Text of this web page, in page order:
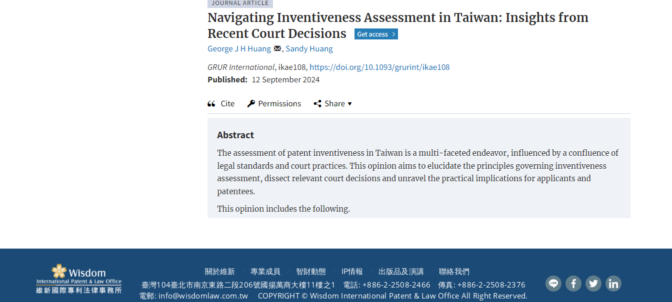
關於維新 專業成員 智財動態 IP情報 出版品及演講
聯絡我們
臺灣104臺北市南京東路二段206號國揚萬商大樓11樓之1
電話: +886-2-2508-2466
傳真: +886-2-2508-2376
電郵: info@wisdomlaw.com.tw
COPYRIGHT © Wisdom International Patent & Law Office All Right Reserved.